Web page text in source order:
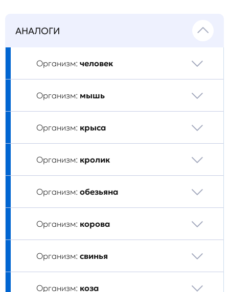
АНАЛОГИ
Организм: человек
Организм: мышь
Организм: крыса
Организм: кролик
Организм: обезьяна
Организм: корова
Организм: свинья
Организм: коза